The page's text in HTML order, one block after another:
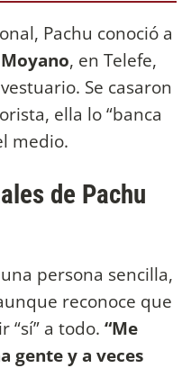
Pachu conoció a
, en Telefe,
Se casaron
ella lo “banca
medio.
de Pachu
persona sencilla,
reconoce que
“sí” a todo. “Me
gente y a veces